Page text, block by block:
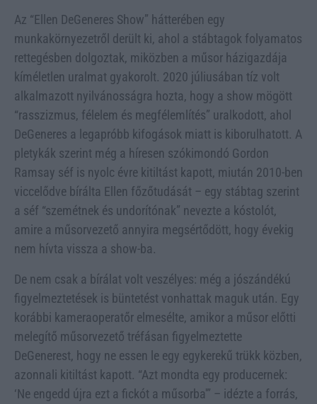
Az “Ellen DeGeneres Show” hátterében egy
munkakörnyezetről derült ki, ahol a stábtagok folyamatos
rettegésben dolgoztak, miközben a műsor házigazdája
kíméletlen uralmat gyakorolt. 2020 júliusában tíz volt
alkalmazott nyilvánosságra hozta, hogy a show mögött
“rasszizmus, félelem és megfélemlítés” uralkodott, ahol
DeGeneres a legapróbb kifogások miatt is kiborulhatott. A
pletykák szerint még a híresen szókimondó Gordon
Ramsay séf is nyolc évre kitiltást kapott, miután 2010-ben
viccelődve bírálta Ellen főzőtudását – egy stábtag szerint
a séf “szemétnek és undorítónak” nevezte a kóstolót,
amire a műsorvezető annyira megsértődött, hogy évekig
nem hívta vissza a show-ba.
De nem csak a bírálat volt veszélyes: még a jószándékú
figyelmeztetések is büntetést vonhattak maguk után. Egy
korábbi kameraoperatőr elmesélte, amikor a műsor előtti
melegítő műsorvezető tréfásan figyelmeztette
DeGenerest, hogy ne essen le egy egykerekű trükk közben,
azonnali kitiltást kapott. “Azt mondta egy producernek:
‘Ne engedd újra ezt a fickót a műsorba'” – idézte a forrás,